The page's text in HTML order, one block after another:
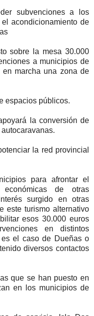
subvenciones a los
acondicionamiento de
sobre la mesa 30.000
a municipios de
en marcha una zona de
espacios públicos.
la conversión de
la red provincial
para afrontar el
de otras
surgido en otras
este turismo alternativo
esos 30.000 euros
en distintos
el caso de Dueñas o
diversos contactos
que se han puesto en
en los municipios de